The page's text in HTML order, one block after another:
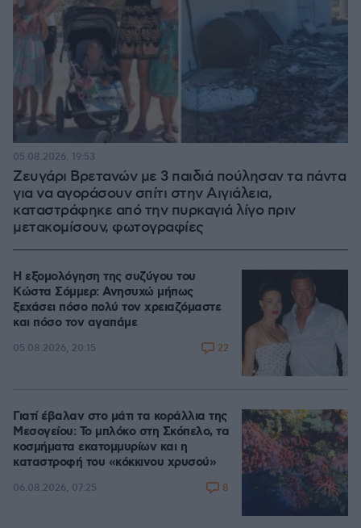
Ζευγάρι Βρετανών με 3 παιδιά πούλησαν τα πάντα
για να αγοράσουν σπίτι στην Αιγιάλεια,
καταστράφηκε από την πυρκαγιά λίγο πριν
μετακομίσουν, φωτογραφίες
05.08.2026, 19:53
Η εξομολόγηση της συζύγου του
Κώστα Σόμμερ: Ανησυχώ μήπως
ξεχάσει πόσο πολύ τον χρειαζόμαστε
και πόσο τον αγαπάμε
05.08.2026, 20:15 22
Γιατί έβαλαν στο μάτι τα κοράλλια της
Μεσογείου: Το μπλόκο στη Σκόπελο, τα
κοσμήματα εκατομμυρίων και η
καταστροφή του «κόκκινου χρυσού»
06.08.2026, 07:25 8